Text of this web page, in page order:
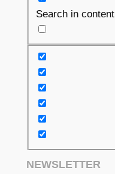
Search in content
NEWSLETTER